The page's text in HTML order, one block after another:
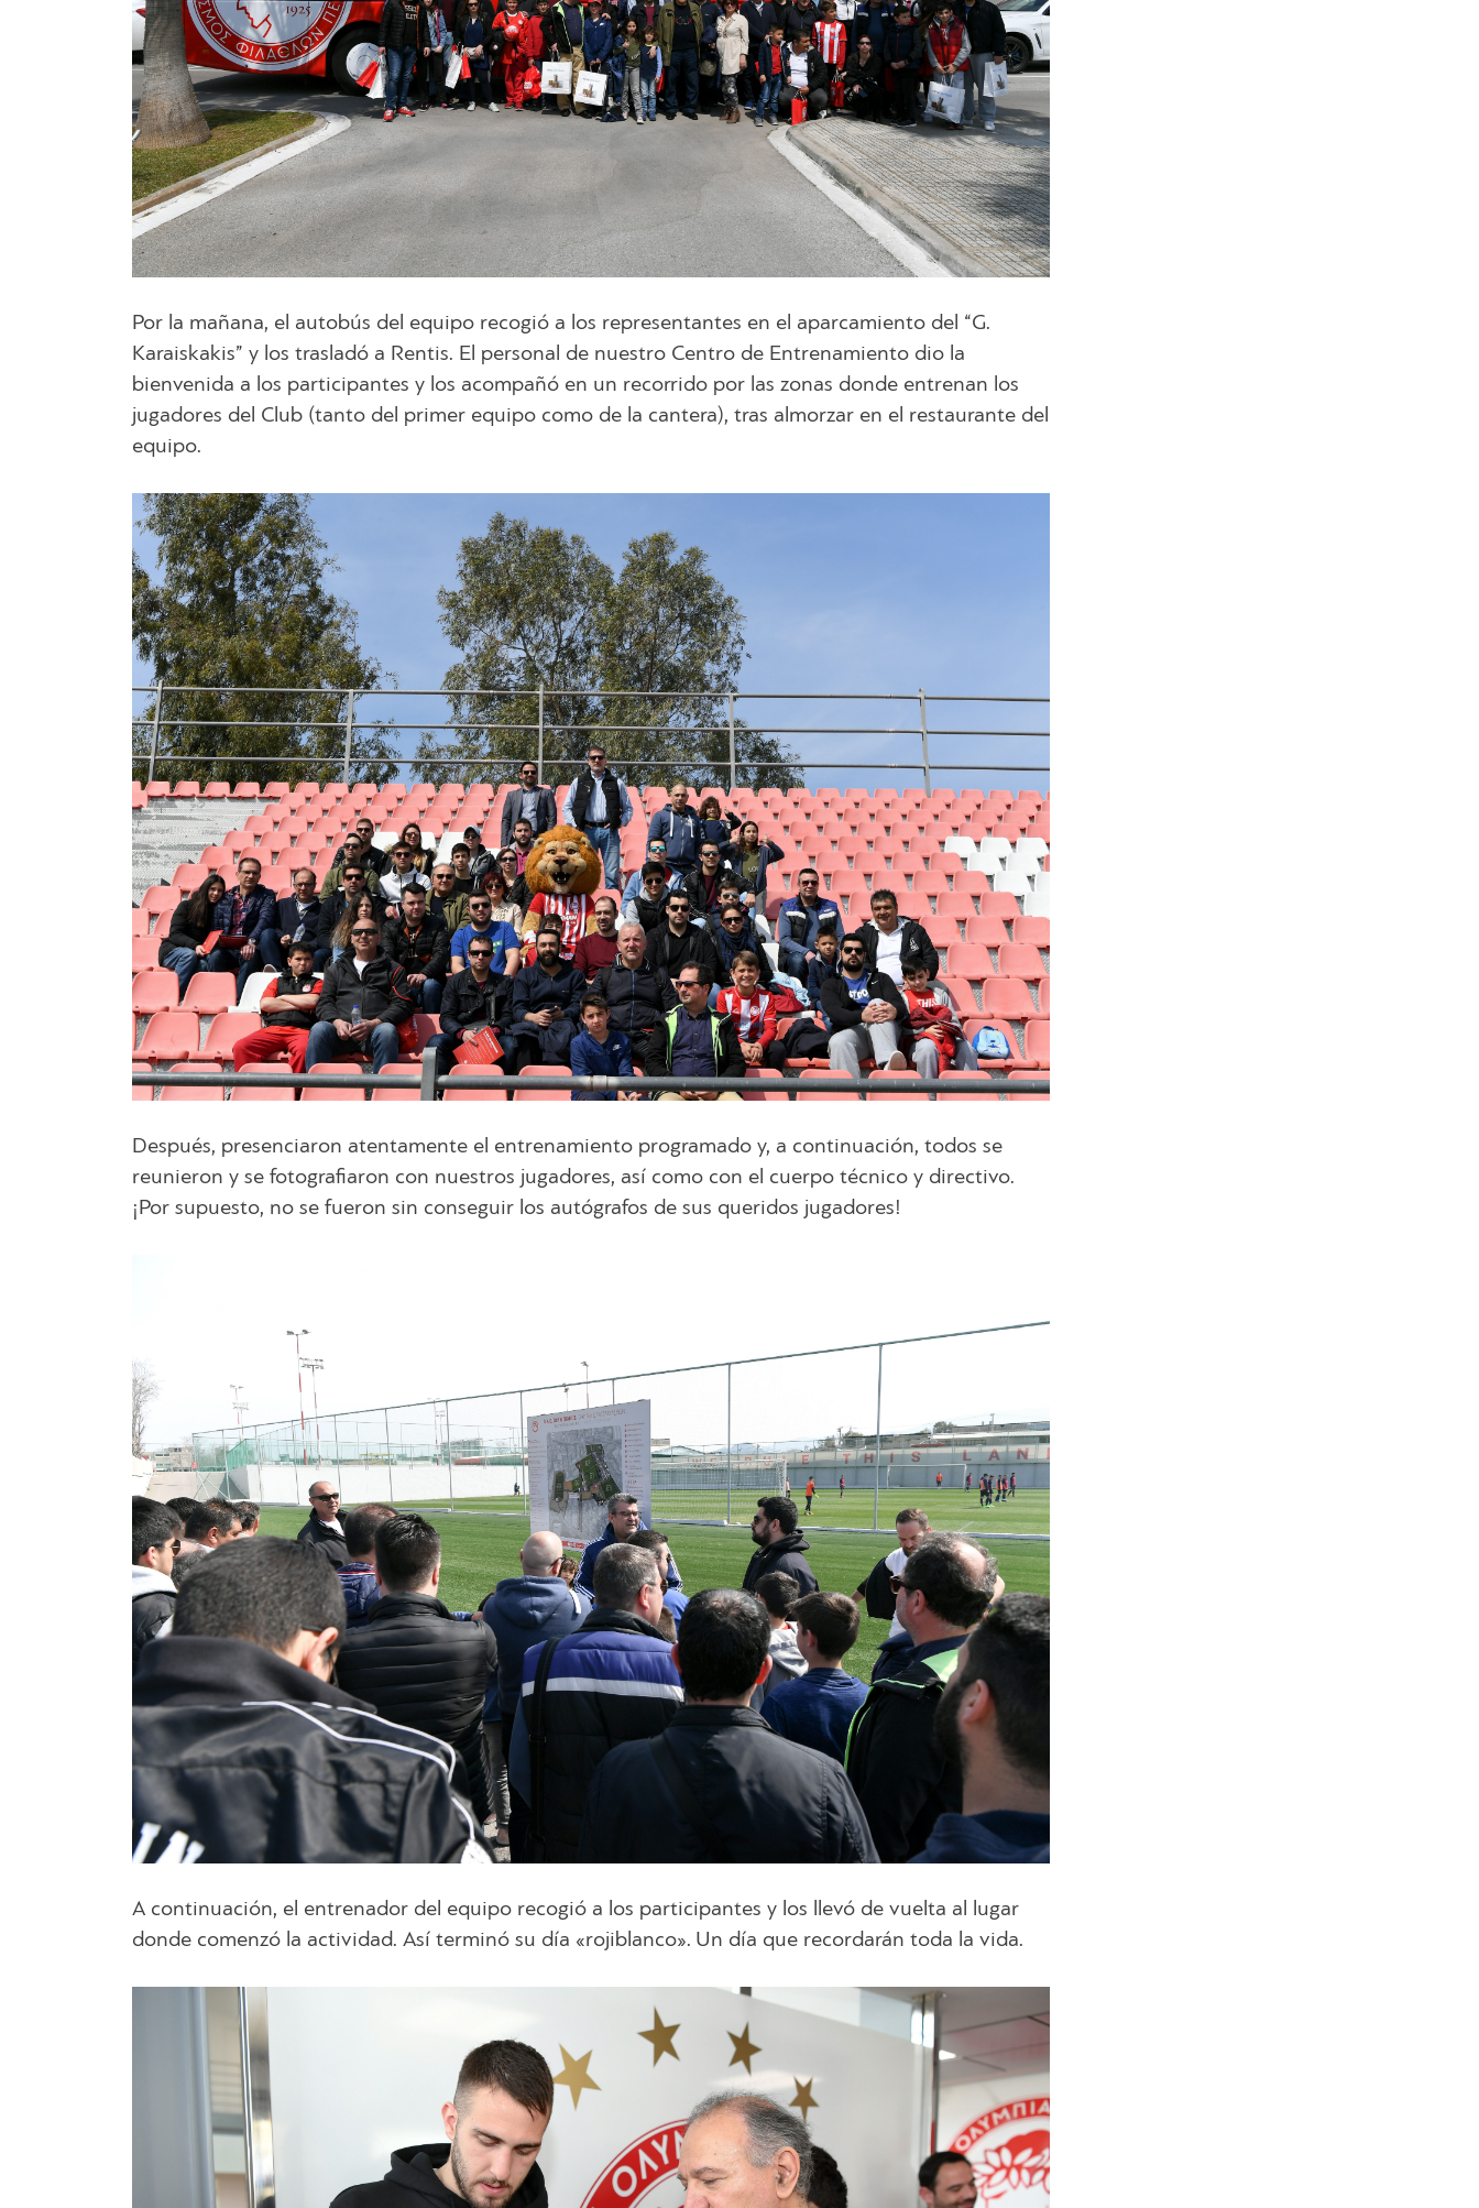
Por la mañana, el autobús del equipo recogió a los representantes en el aparcamiento del “G.
Karaiskakis” y los trasladó a Rentis. El personal de nuestro Centro de Entrenamiento dio la
bienvenida a los participantes y los acompañó en un recorrido por las zonas donde entrenan los
jugadores del Club (tanto del primer equipo como de la cantera), tras almorzar en el restaurante del
equipo.
Después, presenciaron atentamente el entrenamiento programado y, a continuación, todos se
reunieron y se fotografiaron con nuestros jugadores, así como con el cuerpo técnico y directivo.
¡Por supuesto, no se fueron sin conseguir los autógrafos de sus queridos jugadores!
A continuación, el entrenador del equipo recogió a los participantes y los llevó de vuelta al lugar
donde comenzó la actividad. Así terminó su día «rojiblanco». Un día que recordarán toda la vida.